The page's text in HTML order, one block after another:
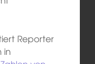
Reporter
in